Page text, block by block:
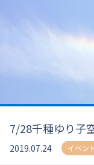
7/28千種ゆり子
2019.07.24 イベン